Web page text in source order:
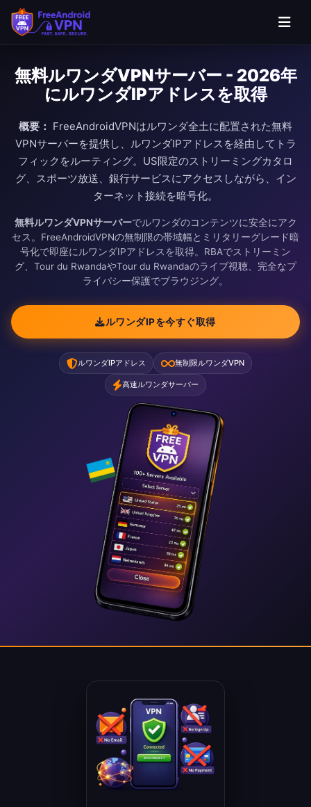
無料ルワンダVPNサーバー - 2026年
にルワンダIPアドレスを取得
概要： FreeAndroidVPNはルワンダ全土に配置された無料
VPNサーバーを提供し、ルワンダIPアドレスを経由してトラ
フィックをルーティング。US限定のストリーミングカタロ
グ、スポーツ放送、銀行サービスにアクセスしながら、イン
ターネット接続を暗号化。
無料ルワンダVPNサーバーでルワンダのコンテンツに安全にアク
セス。FreeAndroidVPNの無制限の帯域幅とミリタリーグレード暗
号化で即座にルワンダIPアドレスを取得。RBAでストリーミン
グ、Tour du RwandaやTour du Rwandaのライブ視聴、完全なプ
ライバシー保護でブラウジング。
ルワンダIPを今すぐ取得
ルワンダIPアドレス 無制限ルワンダVPN
高速ルワンダサーバー